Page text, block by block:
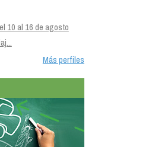
10 al 16 de agosto
Más perfiles